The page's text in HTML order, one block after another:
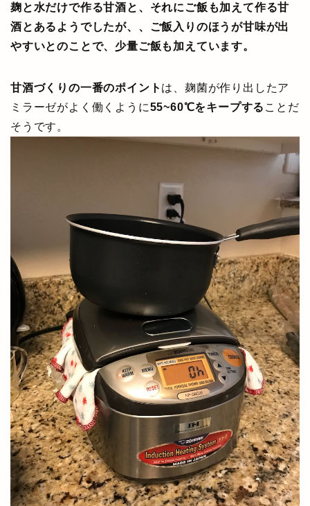
麹と水だけで作る甘酒と、それにご飯も加えて作る甘
酒とあるようでしたが、、ご飯入りのほうが甘味が出
やすいとのことで、少量ご飯も加えています。
甘酒づくりの一番のポイント は、麹菌が作り出したア
ミラーゼがよく働くように55~60℃をキープする ことだ
そうです。